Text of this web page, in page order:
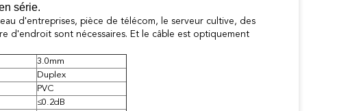
série.
d'entreprises, pièce de télécom, le serveur cultive, des
d'endroit sont nécessaires. Et le câble est optiquement
3.0mm
Duplex
PVC
≤0.2dB